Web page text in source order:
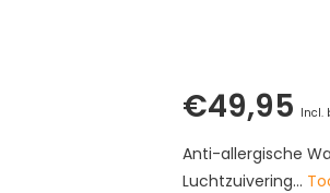
€49,95 Incl.
Anti-allergische
Luchtzuivering...